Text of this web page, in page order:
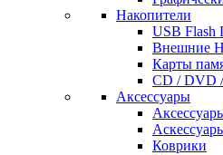
Накопители
USB Flash
Внешние
Карты
CD / DVD
Аксессуары
Коврики